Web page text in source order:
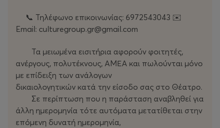
📞 Τηλέφωνο επικοινωνίας: 6972543043 ✉️
Email: culturegroup.gr@gmail.com
Τα μειωμένα εισιτήρια αφορούν φοιτητές,
ανέργους, πολυτέκνους, ΑΜΕΑ και πωλούνται μόνο
με επίδειξη των ανάλογων
δικαιολογητικών κατά την είσοδο σας στο Θέατρο.
Σε περίπτωση που η παράσταση αναβληθεί για
άλλη ημερομηνία τότε αυτόματα μετατίθεται στην
επόμενη δυνατή ημερομηνία,